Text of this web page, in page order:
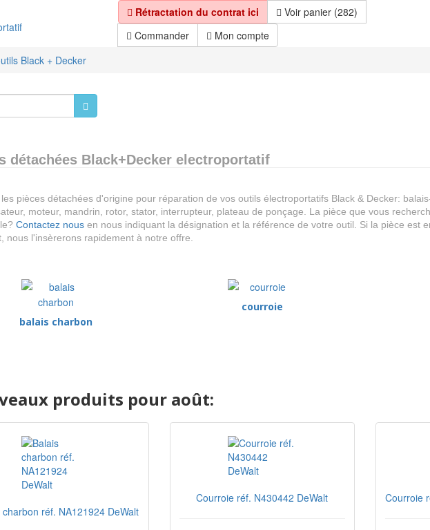
Rétractation du contrat ici
Voir panier (282)
Commander
Mon compte
Black + Decker
détachées Black+Decker electroportatif
pièces détachées d'origine pour réparation de vos outils électroportatifs Black & Decker:
moteur, mandrin, rotor, stator, interrupteur, plateau de ponçage. La pièce que vous
Contactez nous en nous indiquant la désignation et la référence de votre outil. Si la pièce est
nous l'insèrerons rapidement à notre offre.
balais charbon
courroie
produits pour août:
charbon réf. NA121924 DeWalt
Courroie réf. N430442 DeWalt Courroie